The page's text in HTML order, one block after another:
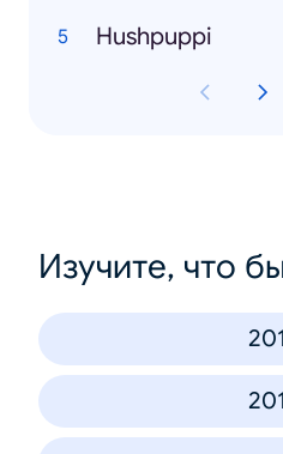
Hushpuppi
Изучите, что